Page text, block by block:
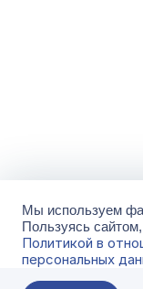
Мы используем
Пользуясь
Политикой в
персональных